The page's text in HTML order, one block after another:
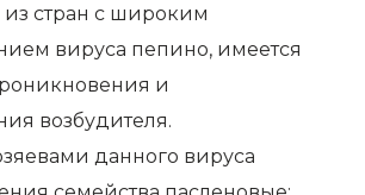
из стран с широким
вируса пепино, имеется
и
возбудителя.
данного вируса